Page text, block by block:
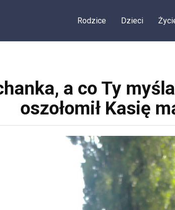
Rodzice Dzieci
a co Ty
oszołomił Kasię